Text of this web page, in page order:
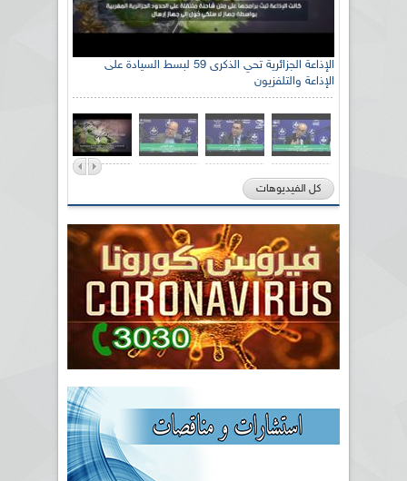
الإذاعة الجزائرية تحي الذكرى 59 لبسط السيادة على
الإذاعة والتلفزيون
كل الفيديوهات